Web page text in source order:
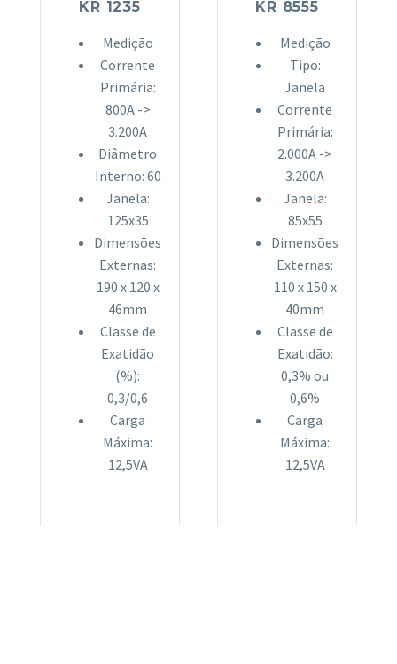
KR 1235
Medição
Corrente
Primária:
800A ->
3.200A
Diâmetro
Interno: 60
Janela:
125x35
Dimensões
Externas:
190 x 120 x
46mm
Classe de
Exatidão
(%):
0,3/0,6
Carga
Máxima:
12,5VA
KR 8555
Medição
Tipo:
Janela
Corrente
Primária:
2.000A ->
3.200A
Janela:
85x55
Dimensões
Externas:
110 x 150 x
40mm
Classe de
Exatidão:
0,3% ou
0,6%
Carga
Máxima:
12,5VA